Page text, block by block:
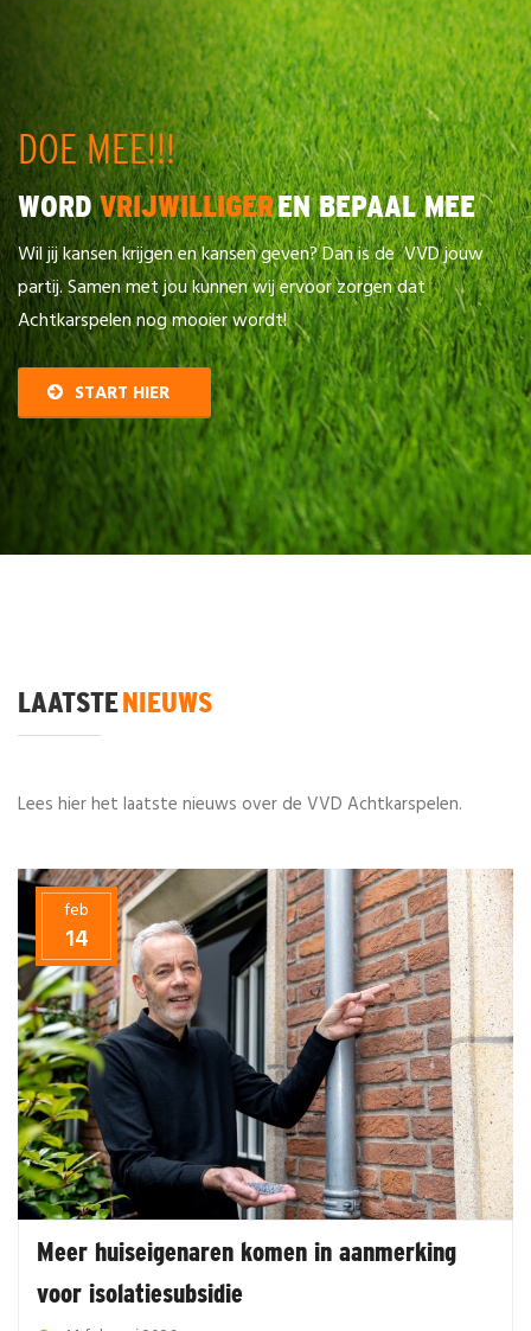
DOE MEE!!!
WORDVRIJWILLIGEREN BEPAAL MEE
Wil jij kansen krijgen en kansen geven? Dan is de VVD jouw
partij. Samen met jou kunnen wij ervoor zorgen dat
Achtkarspelen nog mooier wordt!
START HIER
LAATSTE NIEUWS
Lees hier het laatste nieuws over de VVD Achtkarspelen.
feb
14
Meer huiseigenaren komen in aanmerking
voor isolatiesubsidie